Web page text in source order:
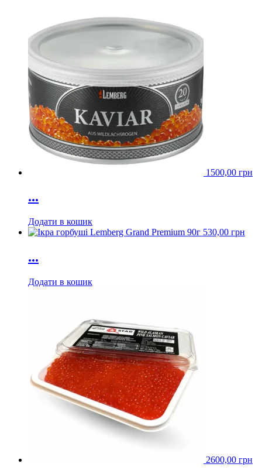
1500,00 грн
...
Додати в кошик
530,00 грн
...
Додати в кошик
2600,00 грн